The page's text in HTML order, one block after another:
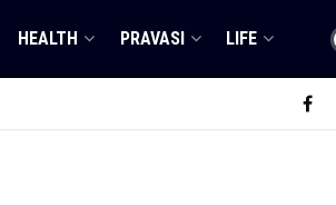
HEALTH PRAVASI LIFE